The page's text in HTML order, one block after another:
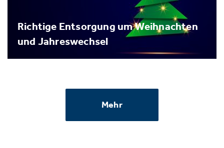
Richtige Entsorgung um Weihnachten
und Jahreswechsel
Mehr